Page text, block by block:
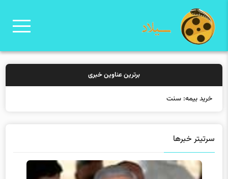
برترین عناوین خبری
خرید بیمه: سنتی یا آنلای
سرتیتر خبرها